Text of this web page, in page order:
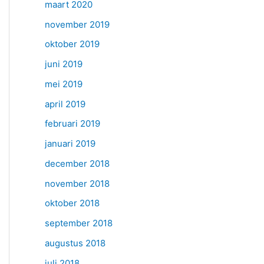
maart 2020
november 2019
oktober 2019
juni 2019
mei 2019
april 2019
februari 2019
januari 2019
december 2018
november 2018
oktober 2018
september 2018
augustus 2018